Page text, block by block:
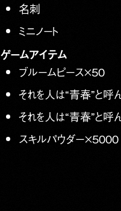
名刺
ミニノート
ゲームアイテム
ブルームピース×50
それを人は“青春”と呼
それを人は“青春”と
スキルパウダー×5000